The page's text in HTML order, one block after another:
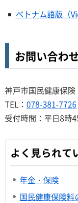
ベトナム語版（
お問い合わ
神戸市国民健康保
TEL： 078-381-7726
受付時間：平日8時
よく見られて
年金・保険
国民健康保険料